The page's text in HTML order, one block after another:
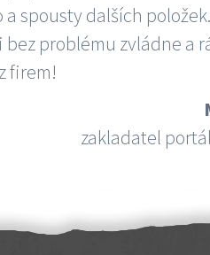
spousty dalších
problému zvládne a
firem!
zakladatel